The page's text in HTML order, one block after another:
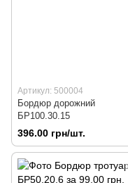
Артикул: 500004
Бордюр дорожний
БР100.30.15
396.00 грн/шт.